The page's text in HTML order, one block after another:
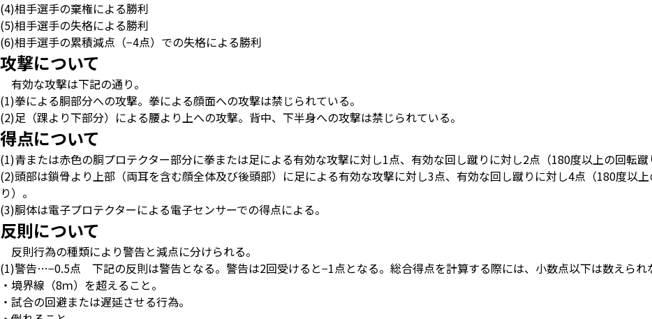
(4)相手選手の棄権による勝利
(5)相手選手の失格による勝利
(6)相手選手の累積減点（−4点）での失格による勝利
攻撃について
有効な攻撃は下記の通り。
(1)拳による胴部分への攻撃。拳による顔面への攻撃は禁じられている。
(2)足（踝より下部分）による腰より上への攻撃。背中、下半身への攻撃は禁じられている。
得点について
(1)青または赤色の胴プロテクター部分に拳または足による有効な攻撃に対し1点、有効な回し蹴りに対し2点（180度以上の回転蹴
(2)頭部は鎖骨より上部（両耳を含む顔全体及び後頭部）に足による有効な攻撃に対し3点、有効な回し蹴りに対し4点（180度以
り）。
(3)胴体は電子プロテクターによる電子センサーでの得点による。
反則について
反則行為の種類により警告と減点に分けられる。
(1)警告…−0.5点 下記の反則は警告となる。警告は2回受けると−1点となる。総合得点を計算する際には、小数点以下は数えられ
・境界線（8ｍ）を超えること。
・試合の回避または遅延させる行為。